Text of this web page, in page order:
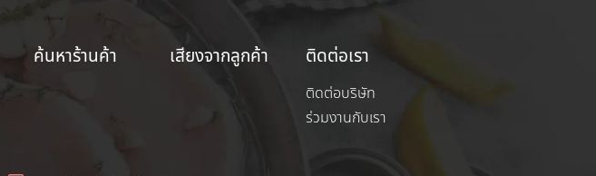
ค้นหาร้านค้า เสียงจากลูกค้า ติดต่อเรา
ติดต่อบริษัท
ร่วมงานกับเรา